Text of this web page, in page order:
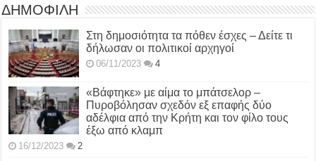
ΔΗΜΟΦΙΛΗ
Στη δημοσιότητα τα πόθεν έσχες – Δείτε τι
δήλωσαν οι πολιτικοί αρχηγοί
06/11/2023 4
«Βάφτηκε» με αίμα το μπάτσελορ –
Πυροβόλησαν σχεδόν εξ επαφής δύο
αδέλφια από την Κρήτη και τον φίλο τους
έξω από κλαμπ
16/12/2023 2